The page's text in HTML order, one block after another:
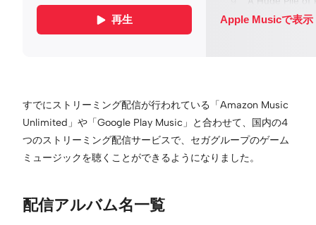
すでにストリーミング配信が行われている「Amazon Music
Unlimited」や「Google Play Music」と合わせて、国内の4
つのストリーミング配信サービスで、セガグループのゲーム
ミュージックを聴くことができるようになりました。
配信アルバム名一覧